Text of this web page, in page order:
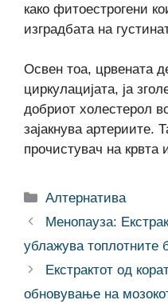
како фитоестрогени
изградбата на
Освен тоа, црвената
циркулацијата, ја
добриот холестерол
зајакнува артериите.
прочистувач на крвта
Categories
Алтернатива
Менопауза:
ублажува топлотните
Екстрактот од
обновување на